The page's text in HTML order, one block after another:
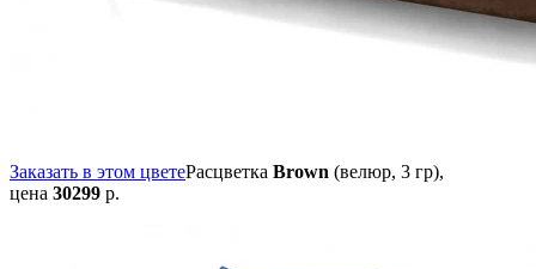
Заказать в этом цветеРасцветка Brown (велюр, 3 гр),
цена 30299 р.